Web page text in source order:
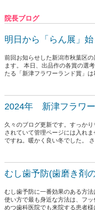
院長ブログ
明日から「らん展」始
前回お知らせした新潟市秋葉区
ます。 本日、出品作の各賞の選
たる「新津フラワーランド賞」
2024年 新津フラワ
久々のブログ更新です。すっか
されていて管理ページには入れ
ですね。暖かく良い冬でした。
むし歯予防(歯磨き剤
むし歯予防に一番効果のある方
使い方で最も身近な方法は、フ
めつ歯科医院でも来院する患者様